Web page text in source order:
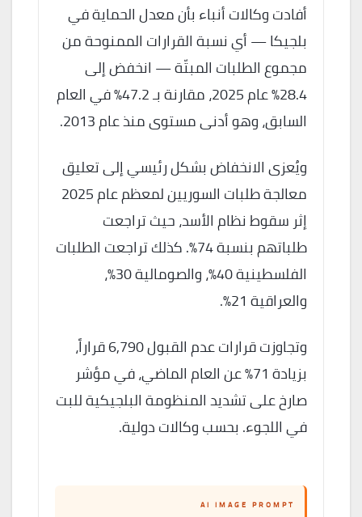
أفادت وكالات أنباء بأن معدل الحماية في
بلجيكا — أي نسبة القرارات الممنوحة من
مجموع الطلبات المبتّة — انخفض إلى
28.4% عام 2025، مقارنة بـ 47.2% في العام
السابق، وهو أدنى مستوى منذ عام 2013.
ويُعزى الانخفاض بشكل رئيسي إلى تعليق
معالجة طلبات السوريين لمعظم عام 2025
إثر سقوط نظام الأسد، حيث تراجعت
طلباتهم بنسبة 74%. كذلك تراجعت الطلبات
الفلسطينية 40%، والصومالية 30%،
والعراقية 21%.
وتجاوزت قرارات عدم القبول 6,790 قراراً،
بزيادة 71% عن العام الماضي، في مؤشر
صارخ على تشديد المنظومة البلجيكية للبت
في اللجوء. بحسب وكالات دولية.
AI IMAGE PROMPT